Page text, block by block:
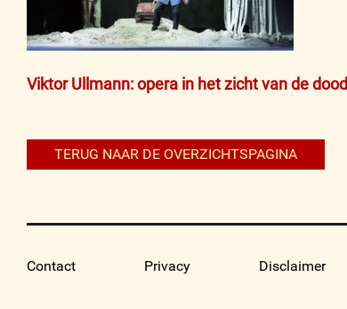
Bericht
Viktor Ullmann: opera in het zicht van de dood
TERUG NAAR DE OVERZICHTSPAGINA
Contact Privacy Disclaimer